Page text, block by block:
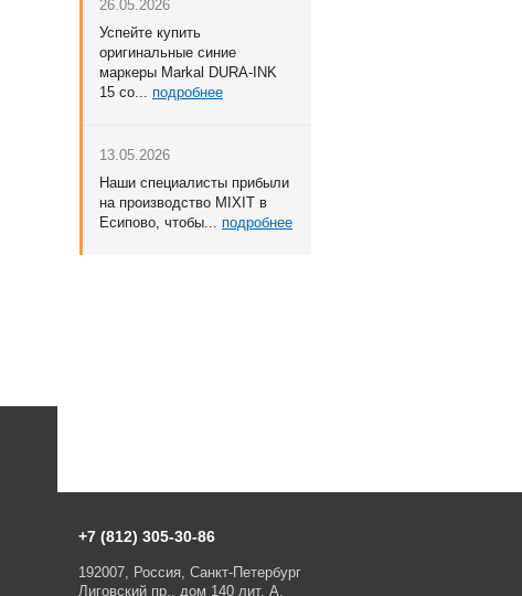
26.05.2026
Успейте купить
оригинальные синие
маркеры Markal DURA-INK
15 со...
подробнее
13.05.2026
Наши специалисты прибыли
на производство MIXIT в
Есипово, чтобы...
подробнее
+7 (812) 305-30-86
192007, Россия, Санкт-Петербург
Лиговский пр., дом 140 лит. А,